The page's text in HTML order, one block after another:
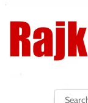
content
Search